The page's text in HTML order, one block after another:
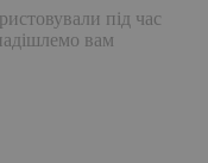
під час
вам